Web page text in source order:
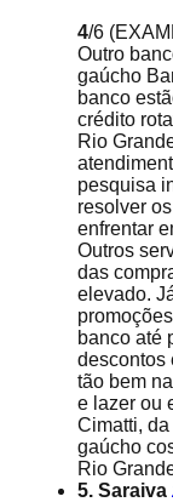
4/6
Outro
gaúcho
banco
crédito
Rio
pesquisa
resolver
enfrentar
Outros
das
elevado.
banco até
descontos
tão bem
e lazer ou
Cimatti,
gaúcho
Rio
5. Saraiva